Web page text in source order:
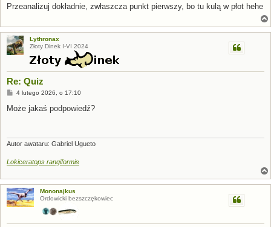
Przeanalizuj dokładnie, zwłaszcza punkt pierwszy, bo tu kulą w płot hehe
Lythronax
Złoty Dinek I-VI 2024
Re: Quiz
P
s
4 lutego 2026, o 17:10
Może jakaś podpowiedź?
Autor awataru: Gabriel Ugueto
Lokiceratops rangiformis
Mononajkus
Ordowicki bezszczękowiec